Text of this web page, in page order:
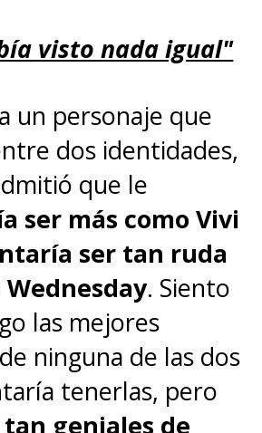
visto nada igual"
un personaje que
dos identidades,
que le
ser más como Vivi
ser tan ruda
. Siento
las mejores
ninguna de las dos
tenerlas, pero
tan geniales de